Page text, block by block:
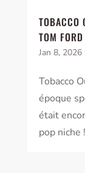
TOBACCO
TOM FORD
Jan 8, 2026
Tobacco
époque
était
pop niche !